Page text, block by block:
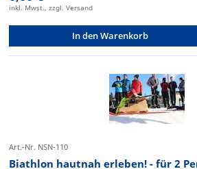
inkl. Mwst., zzgl. Versand
In den Warenkorb
Art.-Nr. NSN-110
Biathlon hautnah erleben! - für 2